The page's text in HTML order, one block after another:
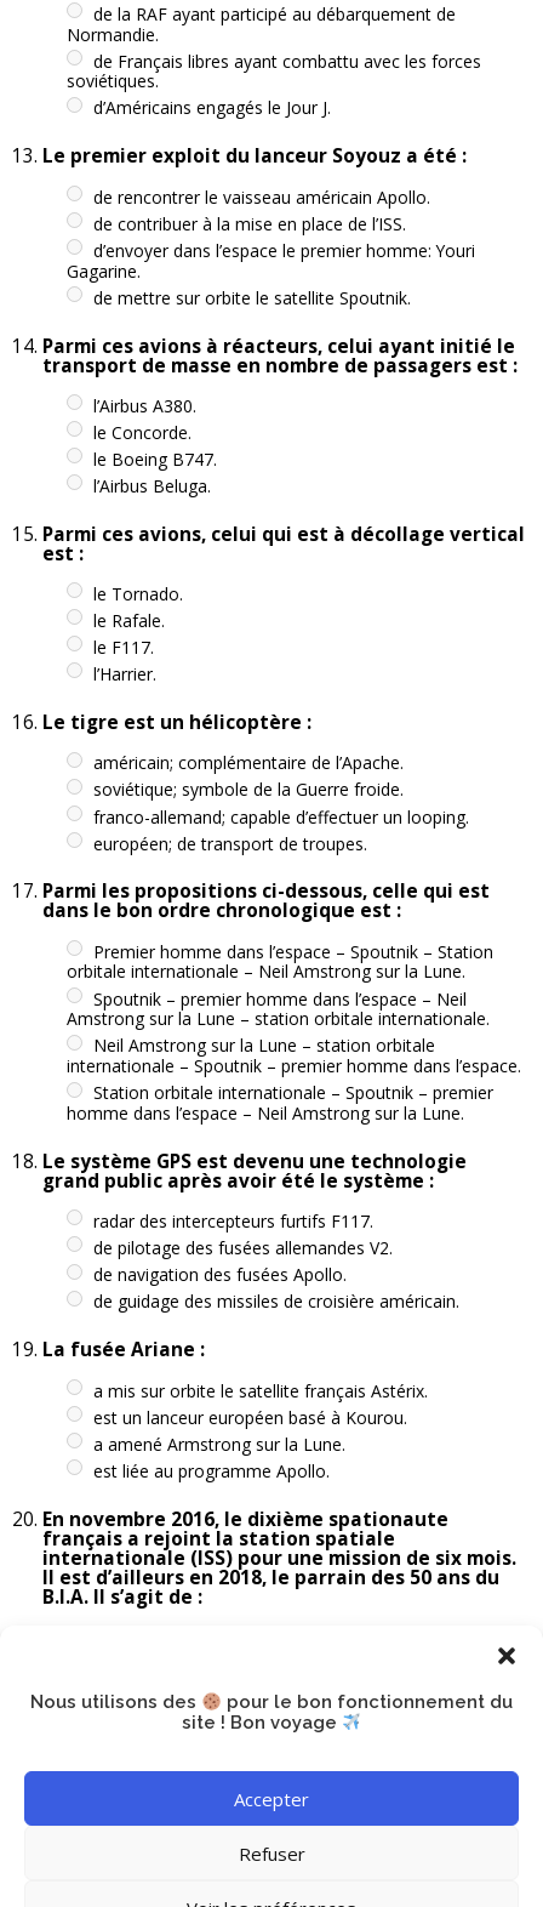
Nous utilisons des
pour le bon fonctionnement du
site ! Bon voyage
Accepter
Refuser
de la RAF ayant participé au débarquement de
Normandie.
de Français libres ayant combattu avec les forces
soviétiques.
d’Américains engagés le Jour J.
Le premier exploit du lanceur Soyouz a été :
de rencontrer le vaisseau américain Apollo.
de contribuer à la mise en place de l’ISS.
d’envoyer dans l’espace le premier homme: Youri
Gagarine.
de mettre sur orbite le satellite Spoutnik.
Parmi ces avions à réacteurs, celui ayant initié le
transport de masse en nombre de passagers est :
l’Airbus A380.
le Concorde.
le Boeing B747.
l’Airbus Beluga.
Parmi ces avions, celui qui est à décollage vertical
est :
le Tornado.
le Rafale.
le F117.
l’Harrier.
Le tigre est un hélicoptère :
américain; complémentaire de l’Apache.
soviétique; symbole de la Guerre froide.
franco-allemand; capable d’effectuer un looping.
européen; de transport de troupes.
Parmi les propositions ci-dessous, celle qui est
dans le bon ordre chronologique est :
Premier homme dans l’espace – Spoutnik – Station
orbitale internationale – Neil Amstrong sur la Lune.
Spoutnik – premier homme dans l’espace – Neil
Amstrong sur la Lune – station orbitale internationale.
Neil Amstrong sur la Lune – station orbitale
internationale – Spoutnik – premier homme dans l’espace.
Station orbitale internationale – Spoutnik – premier
homme dans l’espace – Neil Amstrong sur la Lune.
Le système GPS est devenu une technologie
grand public après avoir été le système :
radar des intercepteurs furtifs F117.
de pilotage des fusées allemandes V2.
de navigation des fusées Apollo.
de guidage des missiles de croisière américain.
La fusée Ariane :
a mis sur orbite le satellite français Astérix.
est un lanceur européen basé à Kourou.
a amené Armstrong sur la Lune.
est liée au programme Apollo.
En novembre 2016, le dixième spationaute
français a rejoint la station spatiale
internationale (ISS) pour une mission de six mois.
Il est d’ailleurs en 2018, le parrain des 50 ans du
B.I.A. Il s’agit de :
Thomas Pesquet.
Jean-Loup Chrétien.
Annales Histoire 2017 Annales Histoire 2019